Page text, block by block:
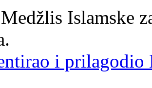
Islamske
i prilagodio